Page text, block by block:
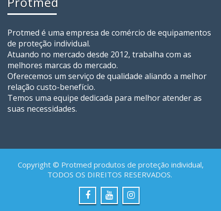
Protmed é uma empresa de comércio de equipamentos
de proteção individual.
Atuando no mercado desde 2012, trabalha com as
melhores marcas do mercado.
Oferecemos um serviço de qualidade aliando a melhor
relação custo-benefício.
Temos uma equipe dedicada para melhor atender as
suas necessidades.
Copyright © Protmed produtos de proteção individual,
TODOS OS DIREITOS RESERVADOS.